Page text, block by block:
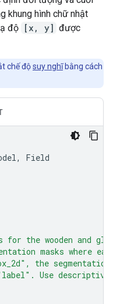
khung hình chữ nhật
độ [x, y] được
chế độsuy nghĩbằng cách
,
Field
for the wooden and
masks where
the
Use